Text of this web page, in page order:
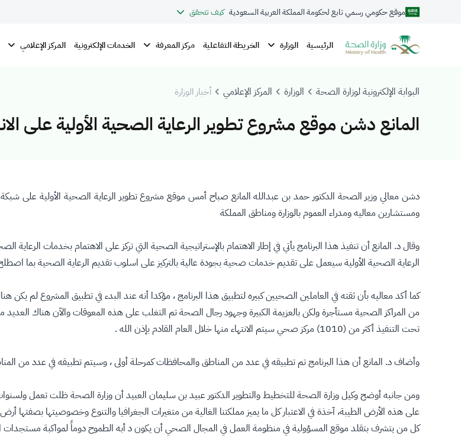
موقع حكومي رسمي تابع لحكومة المملكة العربية السعودية كيف تتحقق
الرئيسية الوزارة الخريطة التفاعلية مركز المعرفة الخدمات الإلكترونية المركز الإعلامي
البوابة الإلكترونية لوزارة الصحة الوزارة المركز الإعلامي أخبار الوزارة
المانع دشن موقع مشروع تطوير الرعاية الصحية الأولية على
دشن معالي وزير الصحة الدكتور حمد بن عبدالله المانع صباح أمس موقع مشروع تطوير الرعاية الصحية الأولية على شبكة
ومستشارين معاليه ومدراء العموم بالوزارة ومناطق المملكة
وقال د. المانع أن تنفيذ هذا البرنامج يأتي في إطار الاهتمام بالإستراتيجية الصحية التي تركز على الاهتمام بخدمات
الرعاية الصحية الأولية سيعمل على تقديم خدمات صحية بجودة عالية بالتركيز على اسلوب تقديم الرعاية الصحية بما
من المراكز الصحية مستأجرة ولكن بالعزيمة الكبيرة وجهود رجال الصحة تم التغلب على هذه المعوقات والآن هناك العديد من
تحت التنفيذ أكثر من (1010) مركز صحي سيتم الانتهاء منها خلال العام القادم بإذن الله .
وأضاف د. المانع أن هذا البرنامج تم تطبيقه في عدد من المناطق والمحافظات كمرحلة أولى ، وسيتم تطبيقه في عدد من
ومن جانبه أوضح وكيل وزارة الصحة للتخطيط والتطوير الدكتور عبيد بن سليمان العبيد أن وزارة الصحة ظلت تعمل
على هذه الأرض الطيبة، آخذة في الاعتبار كل ما يميز مملكتنا الغالية من متغيرات الجغرافيا والتنوع وخصوصيتها
كل من يتشرف بتقلد موقع المسؤولية في منظومة العمل في المجال الصحي أن يكون د أبه الطموح دوماً لمواكبة مستجدات